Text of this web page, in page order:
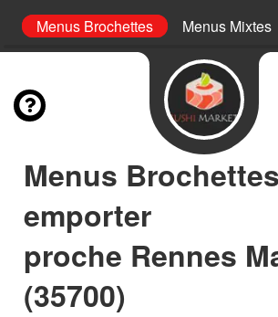
Menus Brochettes Menus Mixtes
Menus
emporter
proche Rennes
(35700)